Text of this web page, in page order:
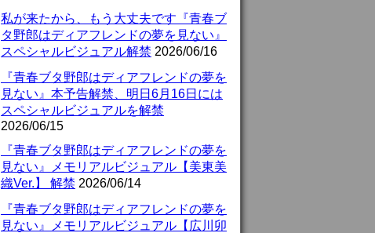
私が来たから、もう大丈夫です『青春ブ
タ野郎はディアフレンドの夢を見ない』
スペシャルビジュアル解禁 2026/06/16
『青春ブタ野郎はディアフレンドの夢を
見ない』本予告解禁、明日6月16日には
スペシャルビジュアルを解禁
2026/06/15
『青春ブタ野郎はディアフレンドの夢を
見ない』メモリアルビジュアル【美東美
織Ver.】 解禁 2026/06/14
『青春ブタ野郎はディアフレンドの夢を
見ない』メモリアルビジュアル【広川卯